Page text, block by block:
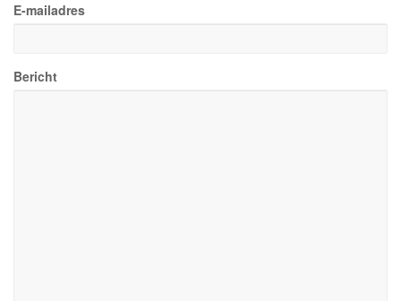
E-mailadres
Bericht